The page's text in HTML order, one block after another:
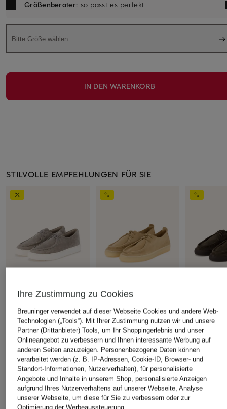
Größenberater: so passt es perfekt
Bitte Größe wählen
IN DEN WARENKORB
STILVOLLE EMPFEHLUNGEN FÜR SIE
LLOYD
Schnürer
CHF 159
Ursprünglich:CHF 219
COPENHAGEN
STUDIOS
Schnürer CPH172M
CHF 179
Ursprünglich:CHF 219
STUDIOS
Schnürer
CHF 179
Ursprünglich:
ÄHNLICHE ARTIKEL ENTDECKEN
Ihre Zustimmung zu Cookies
Breuninger verwendet auf dieser Webseite Cookies und andere Web-
Technologien („Tools“). Mit Ihrer Zustimmung nutzen wir und unsere
Partner (Drittanbieter) Tools, um Ihr Shoppingerlebnis und unser
Onlineangebot zu verbessern und Ihnen interessante Werbung auf
anderen Seiten anzuzeigen. Personenbezogene Daten können
verarbeitet werden (z. B. IP-Adressen, Cookie-ID, Browser- und
Standort-Informationen, Nutzerverhalten), für personalisierte
Angebote und Inhalte in unserem Shop, personalisierte Anzeigen
aufgrund Ihres Nutzerverhaltens auf unserer Webseite, Analyse
unserer Webseite, um diese für Sie zu verbessern oder zur
Optimierung der Werbeaussteuerung.